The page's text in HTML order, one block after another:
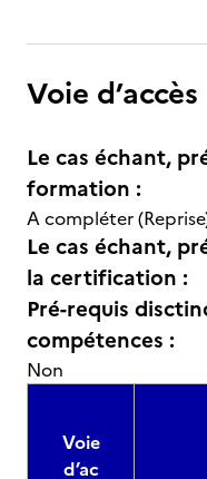
Voie d’accès
Le cas échant,
formation :
A compléter
Le cas échant,
la certification :
Pré-requis
compétences :
Non
Voie
d’ac